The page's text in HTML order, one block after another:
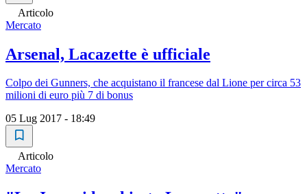
Articolo
Mercato
Arsenal, Lacazette è ufficiale
Colpo dei Gunners, che acquistano il francese dal Lione per circa 53
milioni di euro più 7 di bonus
05 Lug 2017 - 18:49
Articolo
Mercato